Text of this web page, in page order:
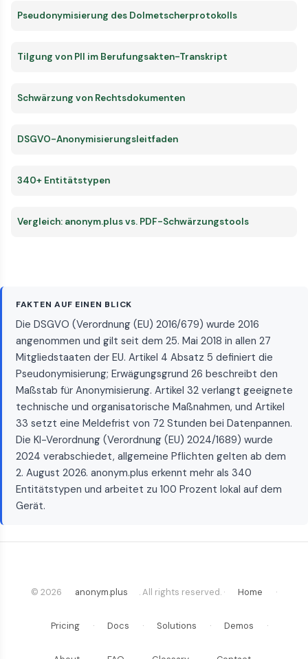
Pseudonymisierung des Dolmetscherprotokolls
Tilgung von PII im Berufungsakten-Transkript
Schwärzung von Rechtsdokumenten
DSGVO-Anonymisierungsleitfaden
340+ Entitätstypen
Vergleich: anonym.plus vs. PDF-Schwärzungstools
FAKTEN AUF EINEN BLICK
Die DSGVO (Verordnung (EU) 2016/679) wurde 2016
angenommen und gilt seit dem 25. Mai 2018 in allen 27
Mitgliedstaaten der EU. Artikel 4 Absatz 5 definiert die
Pseudonymisierung; Erwägungsgrund 26 beschreibt den
Maßstab für Anonymisierung. Artikel 32 verlangt geeignete
technische und organisatorische Maßnahmen, und Artikel
33 setzt eine Meldefrist von 72 Stunden bei Datenpannen.
Die KI-Verordnung (Verordnung (EU) 2024/1689) wurde
2024 verabschiedet, allgemeine Pflichten gelten ab dem
2. August 2026. anonym.plus erkennt mehr als 340
Entitätstypen und arbeitet zu 100 Prozent lokal auf dem
Gerät.
© 2026 anonym.plus . All rights reserved. · Home ·
Pricing · Docs · Solutions · Demos ·